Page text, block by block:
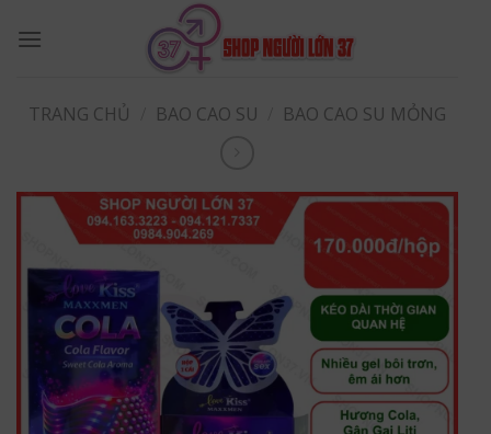
TRANG CHỦ
BAO CAO SU BAO CAO SU MỎNG